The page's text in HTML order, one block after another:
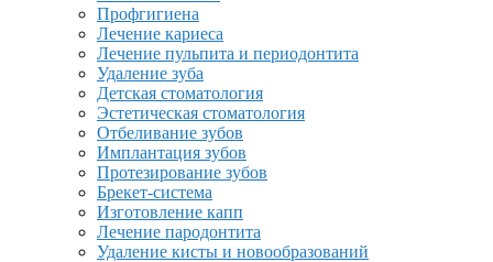
Профгигиена
Лечение кариеса
Лечение пульпита и периодонтита
Удаление зуба
Детская стоматология
Эстетическая стоматология
Отбеливание зубов
Имплантация зубов
Протезирование зубов
Брекет-система
Изготовление капп
Лечение пародонтита
Удаление кисты и новообразований